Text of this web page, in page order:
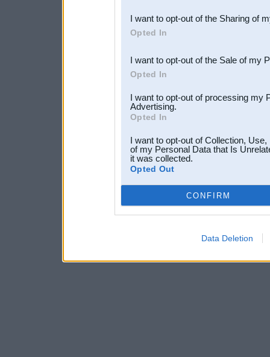
Downstream Participants
third parties.
I want to opt-out of the Sharing of
Opted In
I want to opt-out of the Sale of my
Opted In
I want to opt-out of processing my
Advertising.
Opted In
I want to opt-out of Collection,
of my Personal Data that Is
it was collected.
Opted Out
CONFIRM
Data Deletion